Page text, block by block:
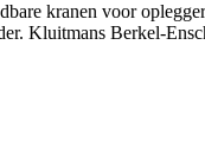
kranen voor
Kluitmans Berkel-